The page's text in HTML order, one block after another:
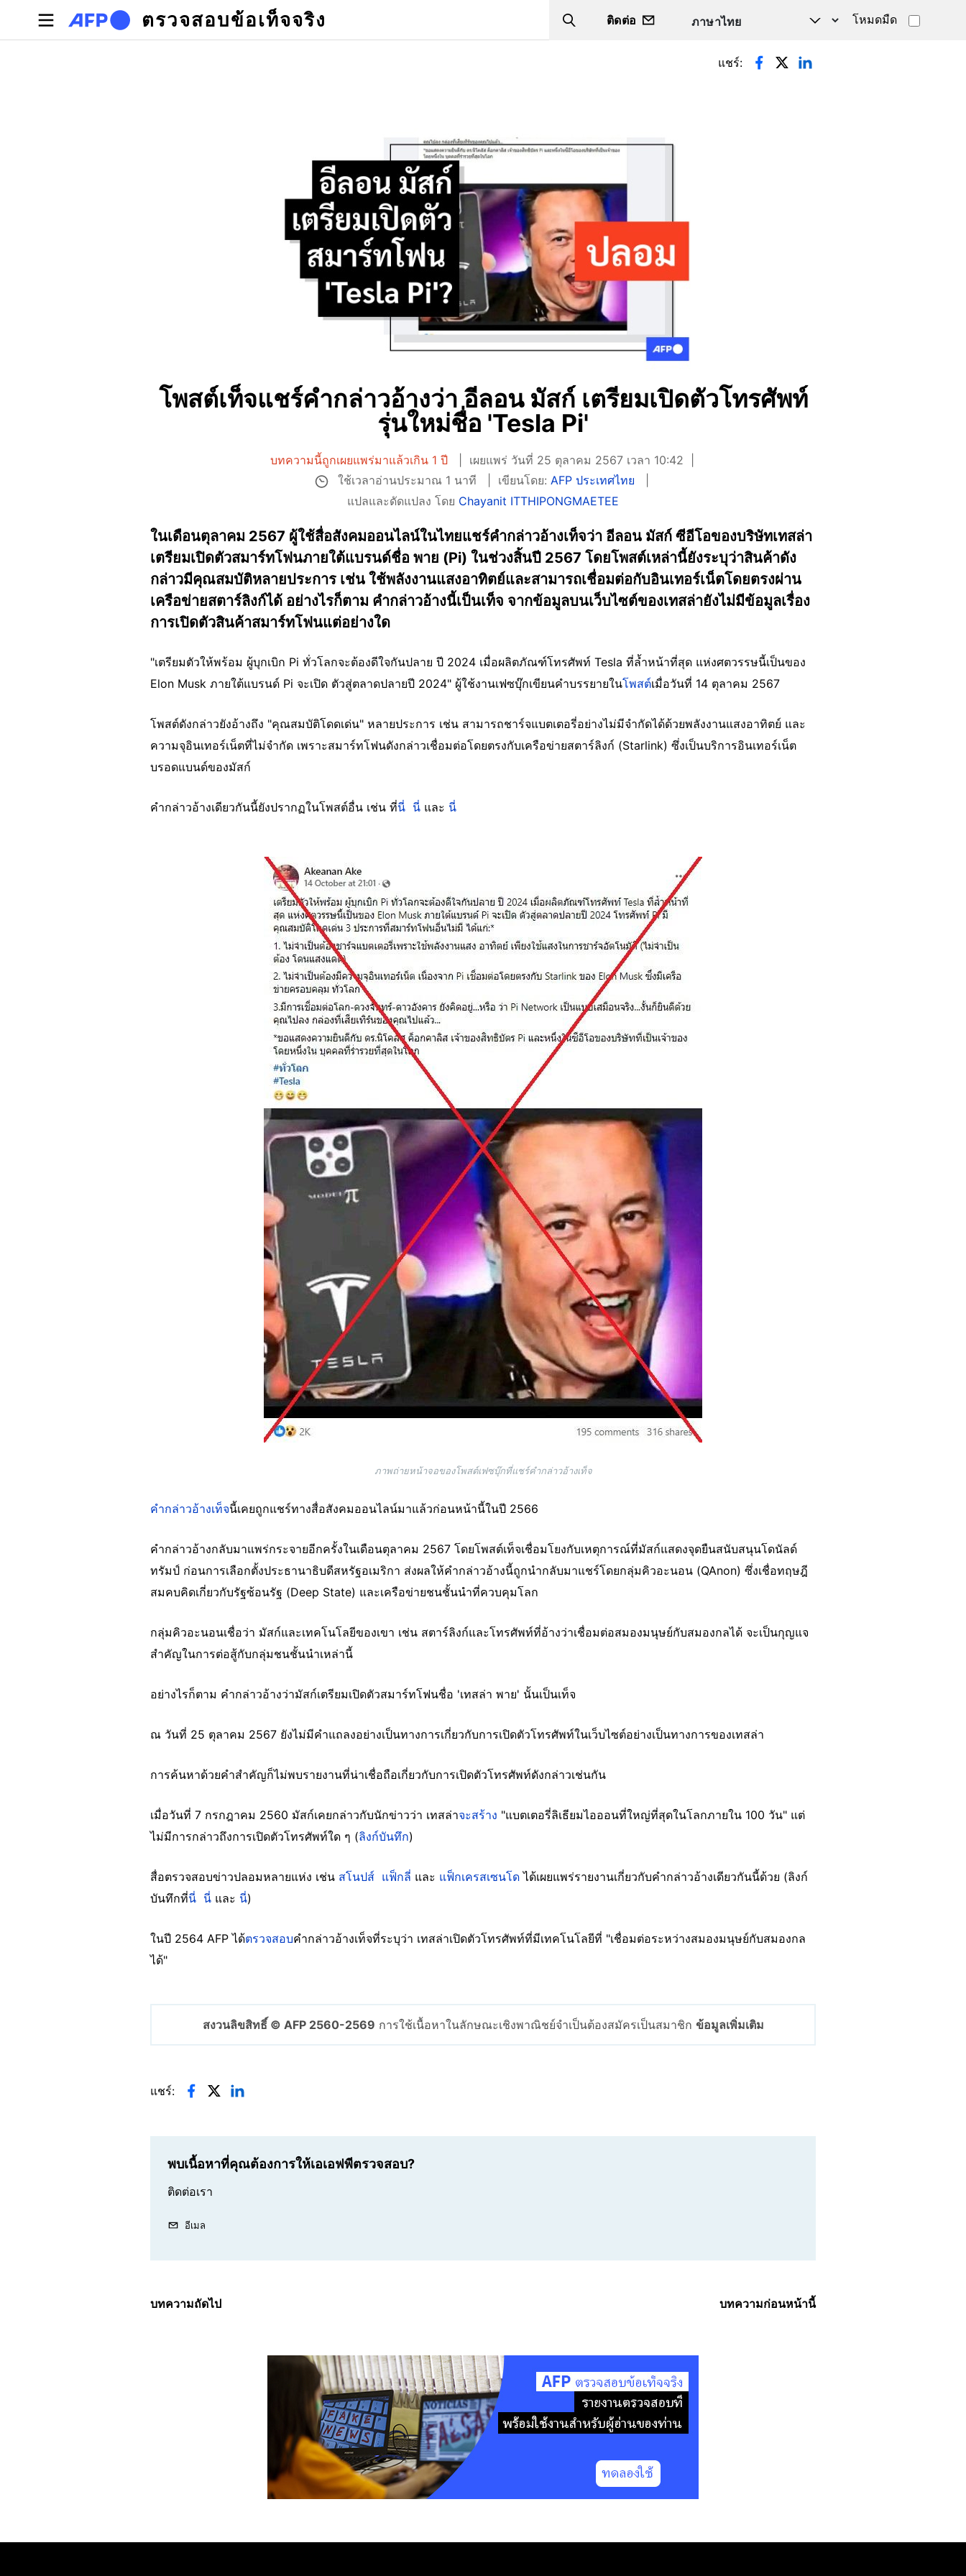
Skip to main content
ตรวจสอบข้อเท็จจริง Search
ติดต่อ โหมดมืด
Primary tabs แชร์:
โพสต์เท็จแชร์คำกล่าวอ้างว่า อีลอน มัสก์ เตรียมเปิดตัวโทรศัพท์
รุ่นใหม่ชื่อ 'Tesla Pi'
บทความนี้ถูกเผยแพร่มาแล้วเกิน 1 ปี
เผยแพร่ วันที่ 25 ตุลาคม 2567 เวลา 10:42
ใช้เวลาอ่านประมาณ 1 นาที
เขียนโดย:AFP ประเทศไทย
แปลและดัดแปลง โดย Chayanit ITTHIPONGMAETEE
ในเดือนตุลาคม 2567 ผู้ใช้สื่อสังคมออนไลน์ในไทยแชร์คำกล่าวอ้างเท็จว่า อีลอน มัสก์ ซีอีโอของบริษัทเทสล่า
เตรียมเปิดตัวสมาร์ทโฟนภายใต้แบรนด์ชื่อ พาย (Pi) ในช่วงสิ้นปี 2567 โดยโพสต์เหล่านี้ยังระบุว่าสินค้าดัง
กล่าวมีคุณสมบัติหลายประการ เช่น ใช้พลังงานแสงอาทิตย์และสามารถเชื่อมต่อกับอินเทอร์เน็ตโดยตรงผ่าน
เครือข่ายสตาร์ลิงก์ได้ อย่างไรก็ตาม คำกล่าวอ้างนี้เป็นเท็จ จากข้อมูลบนเว็บไซต์ของเทสล่ายังไม่มีข้อมูลเรื่อง
การเปิดตัวสินค้าสมาร์ทโฟนแต่อย่างใด
"เตรียมตัวให้พร้อม ผู้บุกเบิก Pi ทั่วโลกจะต้องดีใจกันปลาย ปี 2024 เมื่อผลิตภัณฑ์โทรศัพท์ Tesla ที่ล้ำหน้าที่สุด แห่งศตวรรษนี้เป็นของ
Elon Musk ภายใต้แบรนด์ Pi จะเปิด ตัวสู่ตลาดปลายปี 2024" ผู้ใช้งานเฟซบุ๊กเขียนคำบรรยายในโพสต์เมื่อวันที่ 14 ตุลาคม 2567
โพสต์ดังกล่าวยังอ้างถึง "คุณสมบัติโดดเด่น" หลายประการ เช่น สามารถชาร์จแบตเตอรี่อย่างไม่มีจำกัดได้ด้วยพลังงานแสงอาทิตย์ และ
ความจุอินเทอร์เน็ตที่ไม่จำกัด เพราะสมาร์ทโฟนดังกล่าวเชื่อมต่อโดยตรงกับเครือข่ายสตาร์ลิงก์ (Starlink) ซึ่งเป็นบริการอินเทอร์เน็ต
บรอดแบนด์ของมัสก์
คำกล่าวอ้างเดียวกันนี้ยังปรากฏในโพสต์อื่น เช่น ที่นี่ นี่ และ นี่
ภาพถ่ายหน้าจอของโพสต์เฟซบุ๊กที่แชร์คำกล่าวอ้างเท็จ
คำกล่าวอ้างเท็จนี้เคยถูกแชร์ทางสื่อสังคมออนไลน์มาแล้วก่อนหน้านี้ในปี 2566
คำกล่าวอ้างกลับมาแพร่กระจายอีกครั้งในเดือนตุลาคม 2567 โดยโพสต์เท็จเชื่อมโยงกับเหตุการณ์ที่มัสก์แสดงจุดยืนสนับสนุนโดนัลด์
ทรัมป์ ก่อนการเลือกตั้งประธานาธิบดีสหรัฐอเมริกา ส่งผลให้คำกล่าวอ้างนี้ถูกนำกลับมาแชร์โดยกลุ่มคิวอะนอน (QAnon) ซึ่งเชื่อทฤษฎี
สมคบคิดเกี่ยวกับรัฐซ้อนรัฐ (Deep State) และเครือข่ายชนชั้นนำที่ควบคุมโลก
กลุ่มคิวอะนอนเชื่อว่า มัสก์และเทคโนโลยีของเขา เช่น สตาร์ลิงก์และโทรศัพท์ที่อ้างว่าเชื่อมต่อสมองมนุษย์กับสมองกลได้ จะเป็นกุญแจ
สำคัญในการต่อสู้กับกลุ่มชนชั้นนำเหล่านี้
อย่างไรก็ตาม คำกล่าวอ้างว่ามัสก์เตรียมเปิดตัวสมาร์ทโฟนชื่อ 'เทสล่า พาย' นั้นเป็นเท็จ
ณ วันที่ 25 ตุลาคม 2567 ยังไม่มีคำแถลงอย่างเป็นทางการเกี่ยวกับการเปิดตัวโทรศัพท์ในเว็บไซต์อย่างเป็นทางการของเทสล่า
การค้นหาด้วยคำสำคัญก็ไม่พบรายงานที่น่าเชื่อถือเกี่ยวกับการเปิดตัวโทรศัพท์ดังกล่าวเช่นกัน
เมื่อวันที่ 7 กรกฎาคม 2560 มัสก์เคยกล่าวกับนักข่าวว่า เทสล่าจะสร้าง "แบตเตอรี่ลิเธียมไอออนที่ใหญ่ที่สุดในโลกภายใน 100 วัน" แต่
ไม่มีการกล่าวถึงการเปิดตัวโทรศัพท์ใด ๆ (ลิงก์บันทึก)
สื่อตรวจสอบข่าวปลอมหลายแห่ง เช่น สโนปส์ แฟ็กลี่ และ แฟ็กเครสเซนโด ได้เผยแพร่รายงานเกี่ยวกับคำกล่าวอ้างเดียวกันนี้ด้วย (ลิงก์
บันทึกที่นี่ นี่ และ นี่)
ในปี 2564 AFP ได้ตรวจสอบคำกล่าวอ้างเท็จที่ระบุว่า เทสล่าเปิดตัวโทรศัพท์ที่มีเทคโนโลยีที่ "เชื่อมต่อระหว่างสมองมนุษย์กับสมองกล
ได้"
สงวนลิขสิทธิ์ © AFP 2560-2569 การใช้เนื้อหาในลักษณะเชิงพาณิชย์จำเป็นต้องสมัครเป็นสมาชิก ข้อมูลเพิ่มเติม
แชร์:
พบเนื้อหาที่คุณต้องการให้เอเอฟพีตรวจสอบ?
ติดต่อเรา
อีเมล
บทความถัดไป บทความก่อนหน้านี้